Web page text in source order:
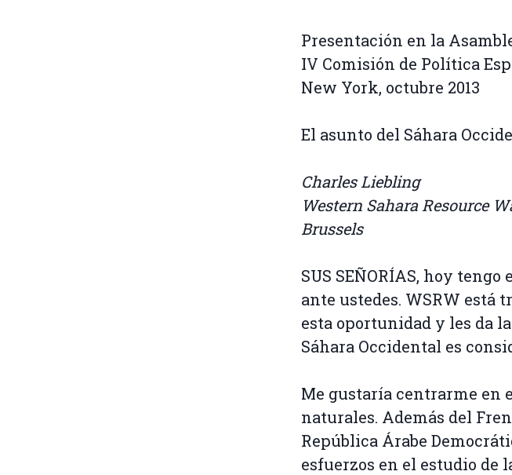
Presentación en la
IV Comisión de Política
New York, octubre 2013
El asunto del Sáhara
Charles Liebling
Western Sahara Resource
Brussels
SUS SEÑORÍAS, hoy
ante ustedes. WSRW está
esta oportunidad y les da
Sáhara Occidental es
Me gustaría centrarme en
naturales. Además del
República Árabe
esfuerzos en el estudio de